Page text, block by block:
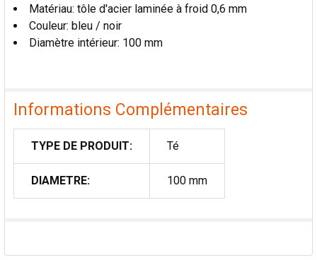
Matériau: tôle d'acier laminée à froid 0,6 mm
Couleur: bleu / noir
Diamètre intérieur: 100 mm
Informations Complémentaires
TYPE DE PRODUIT: Té
DIAMETRE: 100 mm